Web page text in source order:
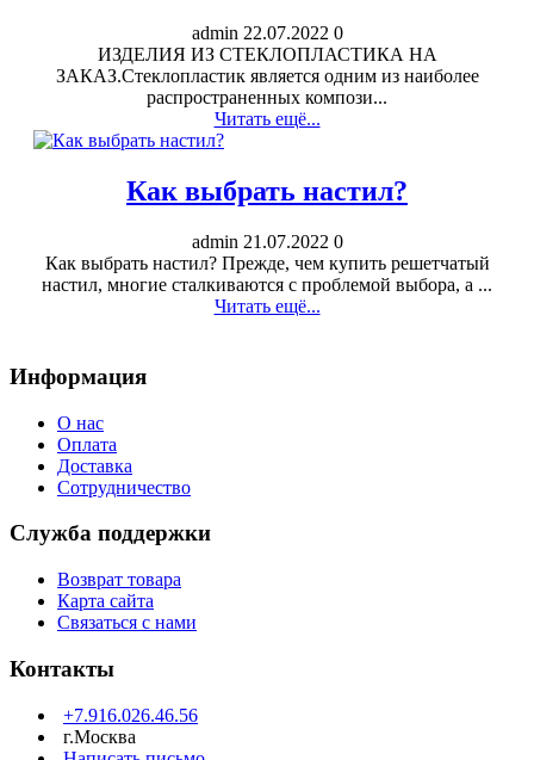
admin 22.07.2022 0
ИЗДЕЛИЯ ИЗ СТЕКЛОПЛАСТИКА НА
ЗАКАЗ.Стеклопластик является одним из наиболее
распространенных компози...
Читать ещё...
Как выбрать настил?
admin 21.07.2022 0
Как выбрать настил? Прежде, чем купить решетчатый
настил, многие сталкиваются с проблемой выбора, а ...
Читать ещё...
Информация
О нас
Оплата
Доставка
Сотрудничество
Служба поддержки
Возврат товара
Карта сайта
Связаться с нами
Контакты
+7.916.026.46.56
г.Москва